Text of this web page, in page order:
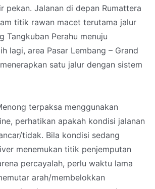
pekan. Jalanan di depan Rumattera
titik rawan macet terutama jalur
Tangkuban Perahu menuju
lagi, area Pasar Lembang – Grand
satu jalur dengan sistem
terpaksa menggunakan
perhatikan apakah kondisi jalanan
tidak. Bila kondisi sedang
menemukan titik penjemputan
percayalah, perlu waktu lama
arah/membelokkan